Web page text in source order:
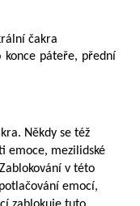
čakra
páteře, přední
Někdy se též
emoce, mezilidské
v této
emocí,